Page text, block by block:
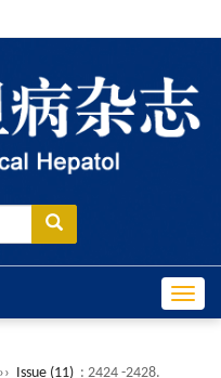
›› Issue (11) : 2424 -2428.